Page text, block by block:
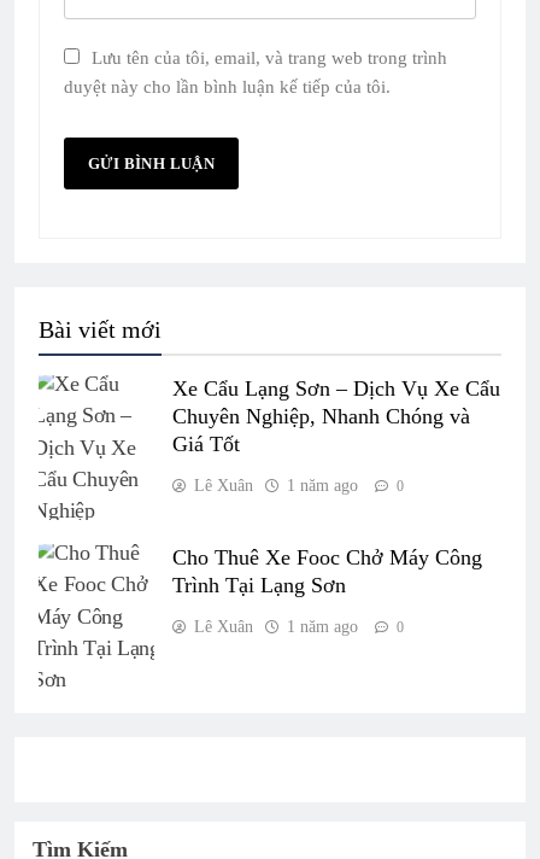
Lưu tên của tôi, email, và trang web trong trình
duyệt này cho lần bình luận kế tiếp của tôi.
Bài viết mới
Xe Cẩu Lạng Sơn – Dịch Vụ Xe Cẩu
Chuyên Nghiệp, Nhanh Chóng và
Giá Tốt
Lê Xuân 1 năm ago 0
Cho Thuê Xe Fooc Chở Máy Công
Trình Tại Lạng Sơn
Lê Xuân 1 năm ago 0
Tìm Kiếm